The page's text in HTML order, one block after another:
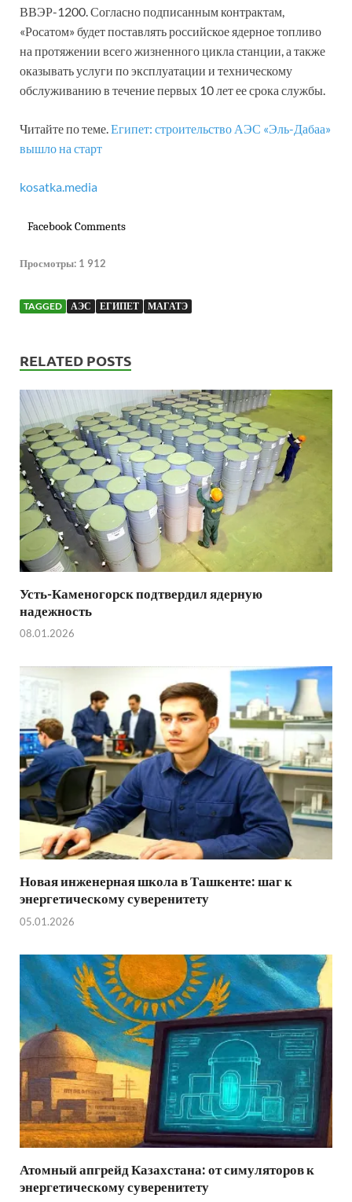
ВВЭР-1200. Согласно подписанным контрактам,
«Росатом» будет поставлять российское ядерное топливо
на протяжении всего жизненного цикла станции, а также
оказывать услуги по эксплуатации и техническому
обслуживанию в течение первых 10 лет ее срока службы.
Читайте по теме. Египет: строительство АЭС «Эль-Дабаа»
вышло на старт
kosatka.media
Facebook Comments
Просмотры: 1 912
TAGGED АЭС ЕГИПЕТ МАГАТЭ
RELATED POSTS
Усть-Каменогорск подтвердил ядерную
надежность
08.01.2026
Новая инженерная школа в Ташкенте: шаг к
энергетическому суверенитету
05.01.2026
Атомный апгрейд Казахстана: от симуляторов к
энергетическому суверенитету